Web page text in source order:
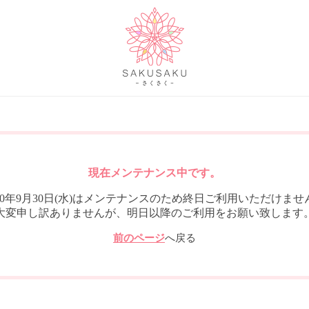
現在メンテナンス中です。
年9月30日(水)はメンテナンスのため終日ご利用いただけませ
変申し訳ありませんが、明日以降のご利用をお願い致します
前のページへ戻る